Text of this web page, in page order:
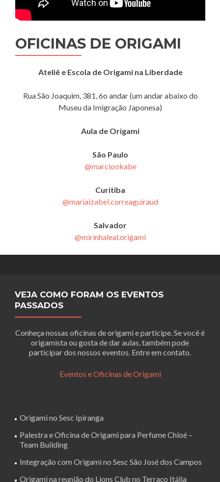
OFICINAS DE ORIGAMI
Ateliê e Escola de Origami na Liberdade
Rua São Joaquim, 381, 6o andar (um andar abaixo do
Museu da Imigração Japonesa)
Aula de Origami
São Paulo
@marciookabe
Curitiba
@mariaizabel.correaguiraud
Salvador
@mirinhaleal.origami
VEJA COMO FORAM OS EVENTOS
PASSADOS
Conheça nossas oficinas de origami e participe. Se você é
origamista ou gosta de dar aulas, também pode
participar dos nossos eventos. Entre em contato.
Eventos e Oficinas de Origami
Origami no Sesc Ipiranga
Palestra e Oficina de Origami para Perfume Chloé –
Team Building
Integração com Origami no Sesc São José dos Campos
Origami na reunião do Lions Club no Terraço Itália